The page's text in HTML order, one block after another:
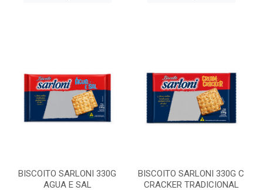
BISCOITO SARLONI 330G
AGUA E SAL
BISCOITO SARLONI 330G C
CRACKER TRADICIONAL